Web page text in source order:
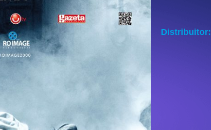
Distribuitor: